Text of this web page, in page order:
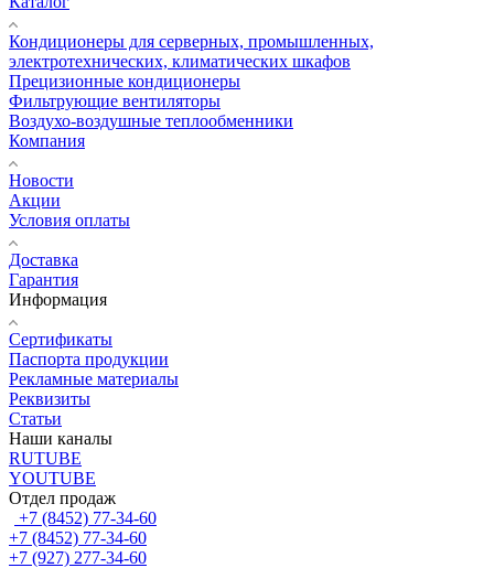
Кондиционеры для серверных, промышленных,
электротехнических, климатических шкафов
Прецизионные кондиционеры
Фильтрующие вентиляторы
Воздухо-воздушные теплообменники
Компания
Новости
Акции
Условия оплаты
Доставка
Гарантия
Информация
Сертификаты
Паспорта продукции
Рекламные материалы
Реквизиты
Статьи
Наши каналы
RUTUBE
YOUTUBE
Отдел продаж
+7 (8452) 77-34-60
+7 (8452) 77-34-60
+7 (927) 277-34-60